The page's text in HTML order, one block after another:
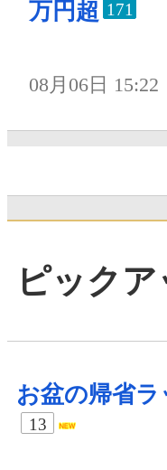
万円超 171
08月06日 15:22
ピック
お盆の帰省
13